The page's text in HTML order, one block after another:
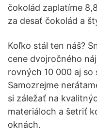
čokolád zaplatíme
za desať čokolád a
Koľko stál ten náš?
cene dvojročného
rovných 10 000 aj
Samozrejme
si záležať na
materiáloch a šetriť
oknách.